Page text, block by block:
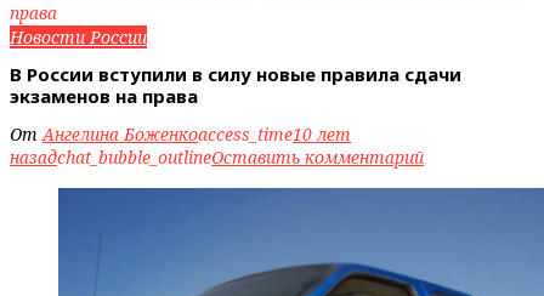
права
Новости России
В России вступили в силу новые правила сдачи
экзаменов на права
ОтАнгелина Боженкоaccess_time10 лет
назадchat_bubble_outlineОставить комментарий